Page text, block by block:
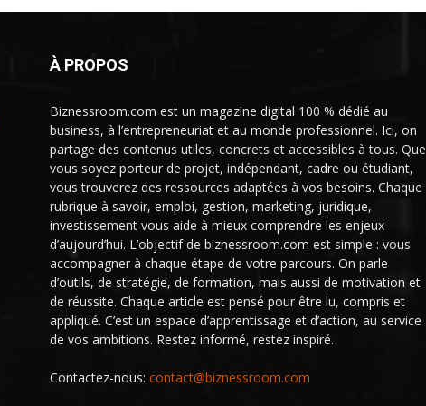
À PROPOS
Biznessroom.com est un magazine digital 100 % dédié au
business, à l’entrepreneuriat et au monde professionnel. Ici, on
partage des contenus utiles, concrets et accessibles à tous. Que
vous soyez porteur de projet, indépendant, cadre ou étudiant,
vous trouverez des ressources adaptées à vos besoins. Chaque
rubrique à savoir, emploi, gestion, marketing, juridique,
investissement vous aide à mieux comprendre les enjeux
d’aujourd’hui. L’objectif de biznessroom.com est simple : vous
accompagner à chaque étape de votre parcours. On parle
d’outils, de stratégie, de formation, mais aussi de motivation et
de réussite. Chaque article est pensé pour être lu, compris et
appliqué. C’est un espace d’apprentissage et d’action, au service
de vos ambitions. Restez informé, restez inspiré.
Contactez-nous: contact@biznessroom.com